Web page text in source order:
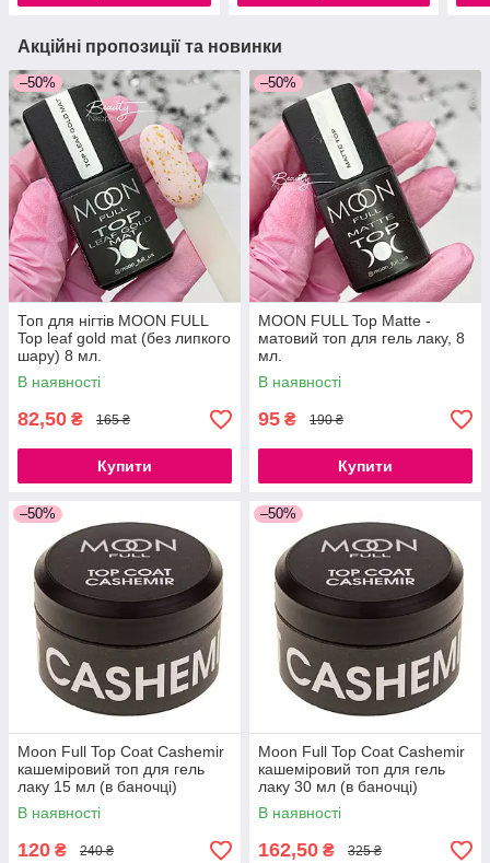
Акційні пропозиції та новинки
–50%
Топ для нігтів MOON FULL
Top leaf gold mat (без липкого
шару) 8 мл.
В наявності
82,50 ₴ 165 ₴
Купити
–50%
MOON FULL Top Matte -
матовий топ для гель лаку, 8
мл.
В наявності
95 ₴ 190 ₴
Купити
–50%
Moon Full Top Coat Cashemir
кашеміровий топ для гель
лаку 15 мл (в баночці)
В наявності
120 ₴ 240 ₴
–50%
Moon Full Top Coat Cashemir
кашеміровий топ для гель
лаку 30 мл (в баночці)
В наявності
162,50 ₴ 325 ₴